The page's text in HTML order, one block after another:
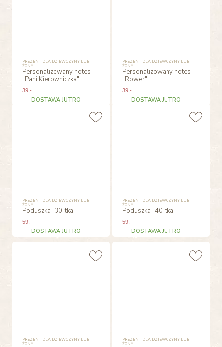
PREZENT DLA DZIEWCZYNY LUB
ŻONY
Personalizowany notes
"Pani Kierowniczka"
39,-
DOSTAWA JUTRO
PREZENT DLA DZIEWCZYNY LUB
ŻONY
Personalizowany notes
"Rower"
39 ,-
DOSTAWA JUTRO
PREZENT DLA DZIEWCZYNY LUB
ŻONY
Poduszka "30-tka"
59,-
DOSTAWA JUTRO
PREZENT DLA DZIEWCZYNY LUB
ŻONY
Poduszka "40-tka"
59 ,-
DOSTAWA JUTRO
PREZENT DLA DZIEWCZYNY LUB
ŻONY
PREZENT DLA DZIEWCZYNY LUB
ŻONY